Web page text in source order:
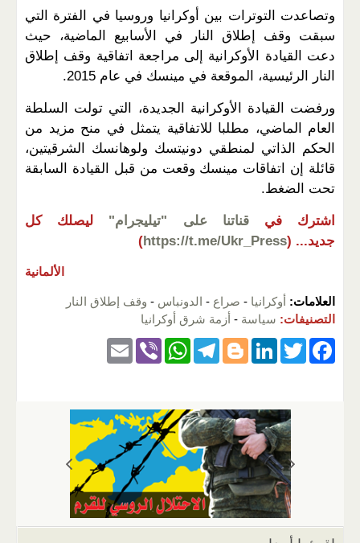
وتصاعدت التوترات بين أوكرانيا وروسيا في الفترة التي
سبقت وقف إطلاق النار في الأسابيع الماضية، حيث
دعت القيادة الأوكرانية إلى مراجعة اتفاقية وقف إطلاق
النار الرئيسية، الموقعة في مينسك في عام 2015.
ورفضت القيادة الأوكرانية الجديدة، التي تولت السلطة
العام الماضي، مطلبا للاتفاقية يتمثل في منح مزيد من
الحكم الذاتي لمنطقي دونيتسك ولوهانسك الشرقيتين،
قائلة إن اتفاقات مينسك وقعت من قبل القيادة السابقة
تحت الضغط.
اشترك في قناتنا على "تيليجرام"
ليصلك كل
جديد... (
https://t.me/Ukr_Press
)
الألمانية
العلامات: أوكرانيا - صراع - الدونباس - وقف إطلاق النار
التصنيفات: سياسة - أزمة شرق أوكرانيا
F
k
T
er
Li
e
dI
n
Bl
g
er
T
gr
a
m
W
s
A
p
p
Vi